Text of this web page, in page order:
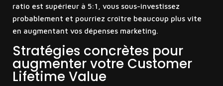
ratio est supérieur à 5:1, vous sous-investissez
probablement et pourriez croître beaucoup plus vite
en augmentant vos dépenses marketing.
Stratégies concrètes pour
augmenter votre Customer
Lifetime Value